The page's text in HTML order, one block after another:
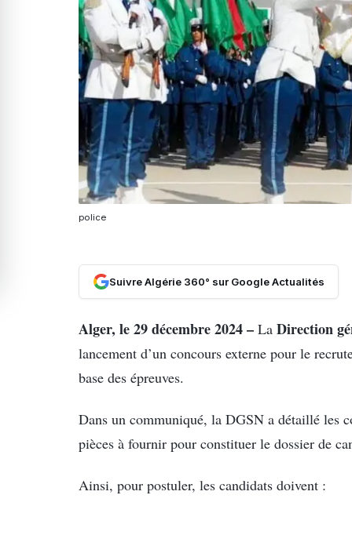
police
Suivre Algérie 360° sur Google Actualités
Alger, le 29 décembre 2024 – La Direction
lancement d’un concours externe pour le
base des épreuves.
Dans un communiqué, la DGSN a détaillé les
pièces à fournir pour constituer le dossier de
Ainsi, pour postuler, les candidats doivent :